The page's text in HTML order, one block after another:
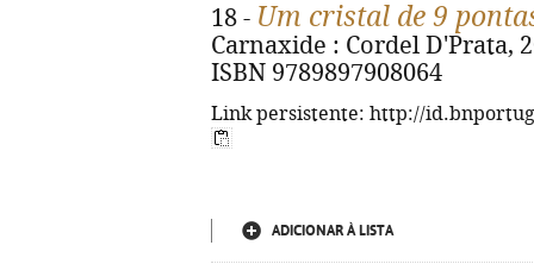
18 - Um cristal de 9
Carnaxide : Cordel D'Prata,
ISBN 9789897908064
Link persistente: http://
ADICIONAR À LISTA